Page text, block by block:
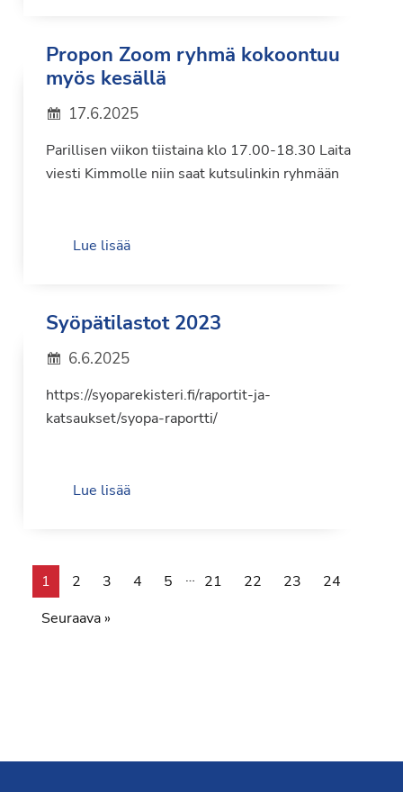
Propon Zoom ryhmä kokoontuu
myös kesällä
17.6.2025
Parillisen viikon tiistaina klo 17.00-18.30 Laita
viesti Kimmolle niin saat kutsulinkin ryhmään
Lue lisää
Syöpätilastot 2023
6.6.2025
https://syoparekisteri.fi/raportit-ja-
katsaukset/syopa-raportti/
Lue lisää
1 2 3 4 5 … 21 22 23
24
Seuraava »